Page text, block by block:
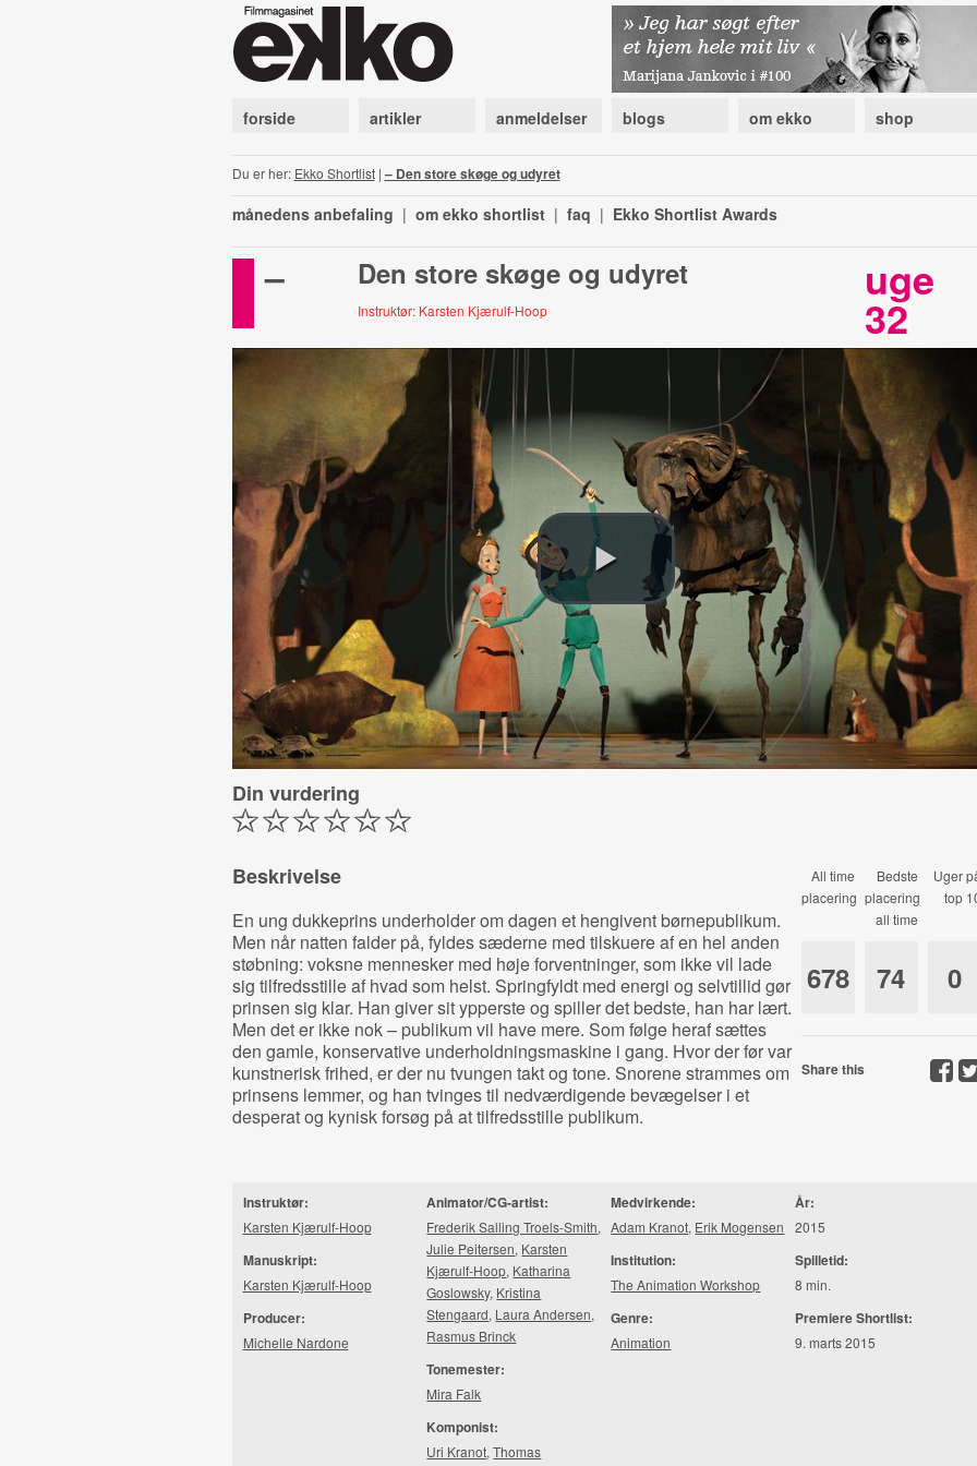
forside artikler anmeldelser blogs om ekko shop
Du er her: Ekko Shortlist| – Den store skøge og udyret
månedens anbefaling | om ekko shortlist | faq | Ekko Shortlist Awards
– Den store skøge og udyret
Instruktør: Karsten Kjærulf-Hoop
uge
32
Din vurdering
Beskrivelse
En ung dukkeprins underholder om dagen et hengivent børnepublikum.
Men når natten falder på, fyldes sæderne med tilskuere af en hel anden
støbning: voksne mennesker med høje forventninger, som ikke vil lade
sig tilfredsstille af hvad som helst. Springfyldt med energi og selvtillid gør
prinsen sig klar. Han giver sit ypperste og spiller det bedste, han har lært.
Men det er ikke nok – publikum vil have mere. Som følge heraf sættes
den gamle, konservative underholdningsmaskine i gang. Hvor der før var
kunstnerisk frihed, er der nu tvungen takt og tone. Snorene strammes om
prinsens lemmer, og han tvinges til nedværdigende bevægelser i et
desperat og kynisk forsøg på at tilfredsstille publikum.
All time
placering
Bedste
placering
all time
Uger
top
678 74 0
Share this
Instruktør:
Karsten Kjærulf-Hoop
Manuskript:
Karsten Kjærulf-Hoop
Producer:
Michelle Nardone
Animator/CG-artist:
Frederik Salling Troels-Smith,
Julie Peitersen, Karsten
Kjærulf-Hoop, Katharina
Goslowsky, Kristina
Stengaard, Laura Andersen,
Rasmus Brinck
Tonemester:
Mira Falk
Komponist:
Uri Kranot,Thomas
Medvirkende:
Adam Kranot, Erik Mogensen
Institution:
The Animation Workshop
Genre:
Animation
År:
2015
Spilletid:
8 min.
Premiere Shortlist:
9. marts 2015